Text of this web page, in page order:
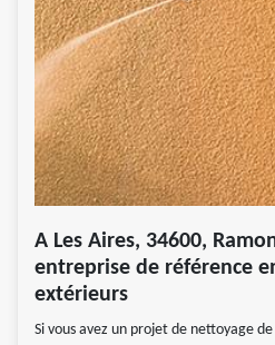
A Les Aires, 34600,
entreprise de référence
extérieurs
Si vous avez un projet de nettoyage